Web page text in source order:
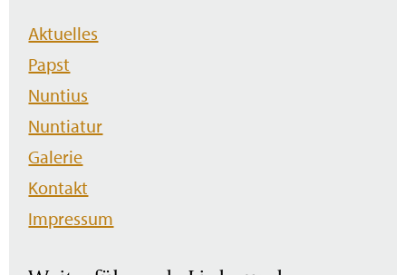
Navigation
überspringen
Aktuelles
Papst
Nuntius
Nuntiatur
Galerie
Kontakt
Impressum